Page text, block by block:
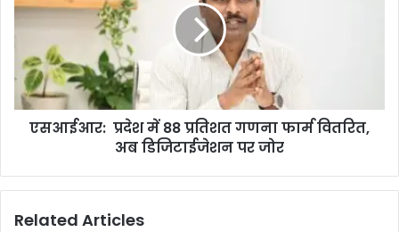
एसआईआर: प्रदेश में 88 प्रतिशत गणना फार्म वितरित,
अब डिजिटाईजेशन पर जोर
Related Articles